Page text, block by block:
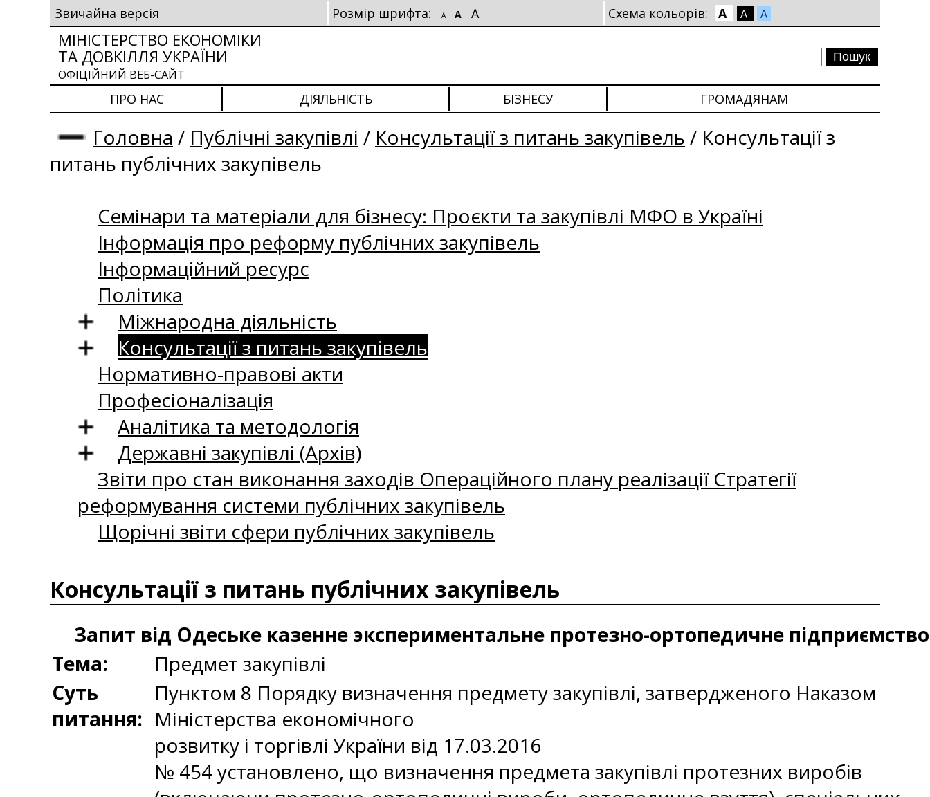
Звичайна версія Розмір шрифта: A A A Схема кольорів: A A A
МІНІСТЕРСТВО ЕКОНОМІКИ
ТА ДОВКІЛЛЯ УКРАЇНИ
ОФІЦІЙНИЙ ВЕБ-САЙТ
ПРО НАС ДІЯЛЬНІСТЬ БІЗНЕСУ ГРОМАДЯНАМ
Головна / Публічні закупівлі / Консультації з питань закупівель / Консультації з
питань публічних закупівель
Семінари та матеріали для бізнесу: Проєкти та закупівлі МФО в Україні
Інформація про реформу публічних закупівель
Інформаційний ресурс
Політика
Міжнародна діяльність
Консультації з питань закупівель
Нормативно-правові акти
Професіоналізація
Аналітика та методологія
Державні закупівлі (Архів)
Звіти про стан виконання заходів Операційного плану реалізації Стратегії
реформування системи публічних закупівель
Щорічні звіти сфери публічних закупівель
Консультації з питань публічних закупівель
Запит від Одеське казенне экспериментальне протезно-ортопедичне підприємство
Тема:
Предмет закупівлі
Суть
питання:
Пунктом 8 Порядку визначення предмету закупівлі, затвердженого Наказом
Міністерства економічного
розвитку і торгівлі України від 17.03.2016
№ 454 установлено, що визначення предмета закупівлі протезних виробів